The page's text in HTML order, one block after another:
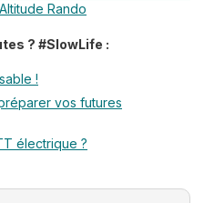
Altitude Rando
? #SlowLife :
!
vos futures
électrique ?